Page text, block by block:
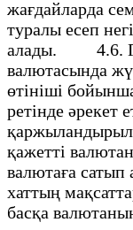
жағдайларда
туралы есеп
алады. 4.6.
валютасында
өтініші
ретінде әрекет
қажетті
валютаға
хаттың
басқа